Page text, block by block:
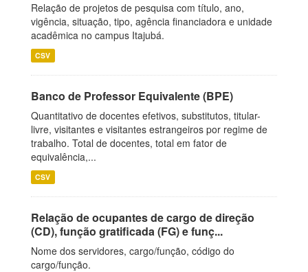
Relação de projetos de pesquisa com título, ano,
vigência, situação, tipo, agência financiadora e unidade
acadêmica no campus Itajubá.
CSV
Banco de Professor Equivalente (BPE)
Quantitativo de docentes efetivos, substitutos, titular-
livre, visitantes e visitantes estrangeiros por regime de
trabalho. Total de docentes, total em fator de
equivalência,...
CSV
Relação de ocupantes de cargo de direção
(CD), função gratificada (FG) e funç...
Nome dos servidores, cargo/função, código do
cargo/função.